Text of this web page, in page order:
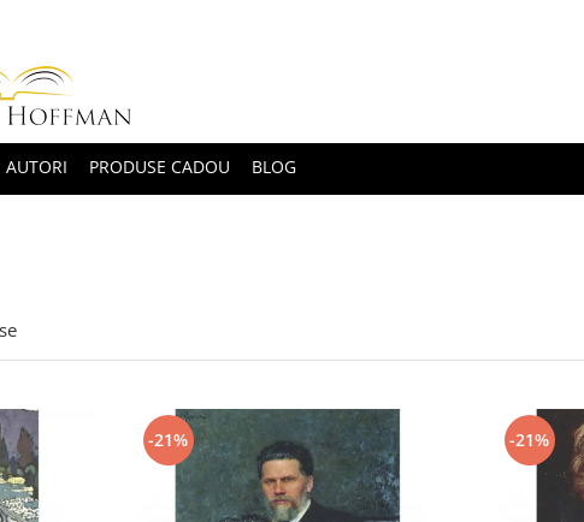
AUTORI PRODUSE CADOU BLOG
-21% -21%